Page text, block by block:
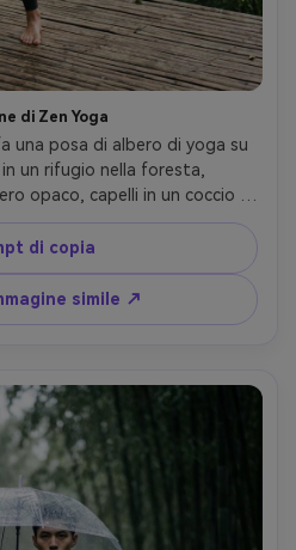
di Zen Yoga
una posa di albero di yoga su
un rifugio nella foresta,
opaco, capelli in un coccio
calma, morbida nebbia
scattato su Sony A7R V,
intera, dettagli nitidi, ombre
marchio di benessere,
-ar 4:5
di copia
simile ↗